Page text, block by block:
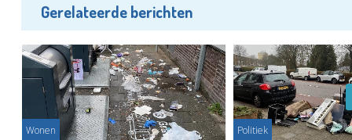
Gerelateerde berichten
Wonen Politiek